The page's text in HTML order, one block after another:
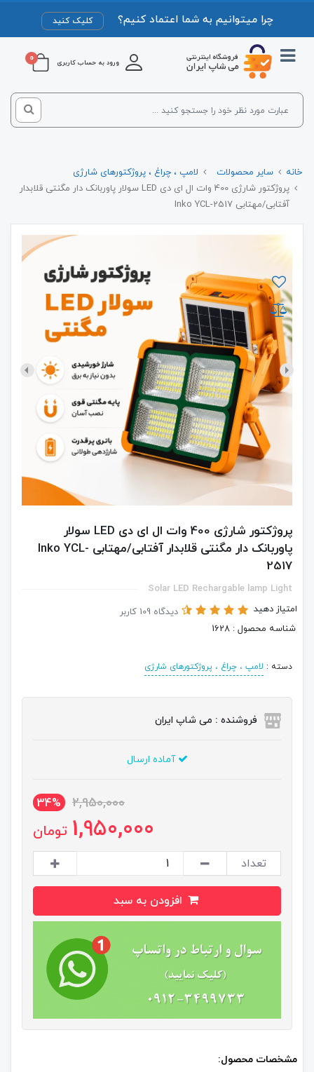
چرا میتوانیم به شما اعتماد کنیم؟ کلیک کنید
ورود به حساب کاربری 0
خانه سایر محصولات
لامپ ، چراغ ، پروژکتورهای شارژی
پروژکتور شارژی 400 وات ال ای دی LED سولار پاوربانک دار مگنتی قلابدار
آفتابی/مهتابی Inko YCL-2517
پروژکتور شارژی 400 وات ال ای دی LED سولار
پاوربانک دار مگنتی قلابدار آفتابی/مهتابی Inko YCL-
2517
Solar LED Rechargable lamp Light
امتیاز دهید
دیدگاه 109 کاربر
شناسه محصول : 1628
دسته : لامپ ، چراغ ، پروژکتورهای شارژی
فروشنده : می شاپ ایران
آماده ارسال
2,950,000
34%
1,950,000 تومان
تعداد
مشخصات محصول: